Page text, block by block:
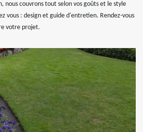
nous couvrons tout selon vos goûts et le style
vous : design et guide d'entretien. Rendez-vous
votre projet.